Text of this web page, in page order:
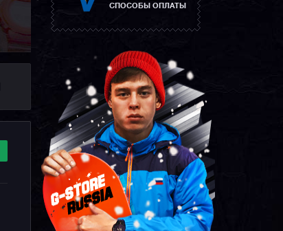
СПОСОБЫ ОПЛАТЫ